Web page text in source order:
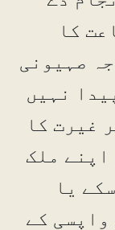
کا
صہیونی
نہیں
غیرت کا
ملک
یا
واپسی کے